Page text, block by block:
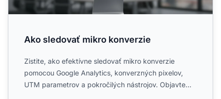
Ako sledovať mikro konverzie
Zistite, ako efektívne sledovať mikro konverzie
pomocou Google Analytics, konverzných pixelov,
UTM parametrov a pokročilých nástrojov. Objavte